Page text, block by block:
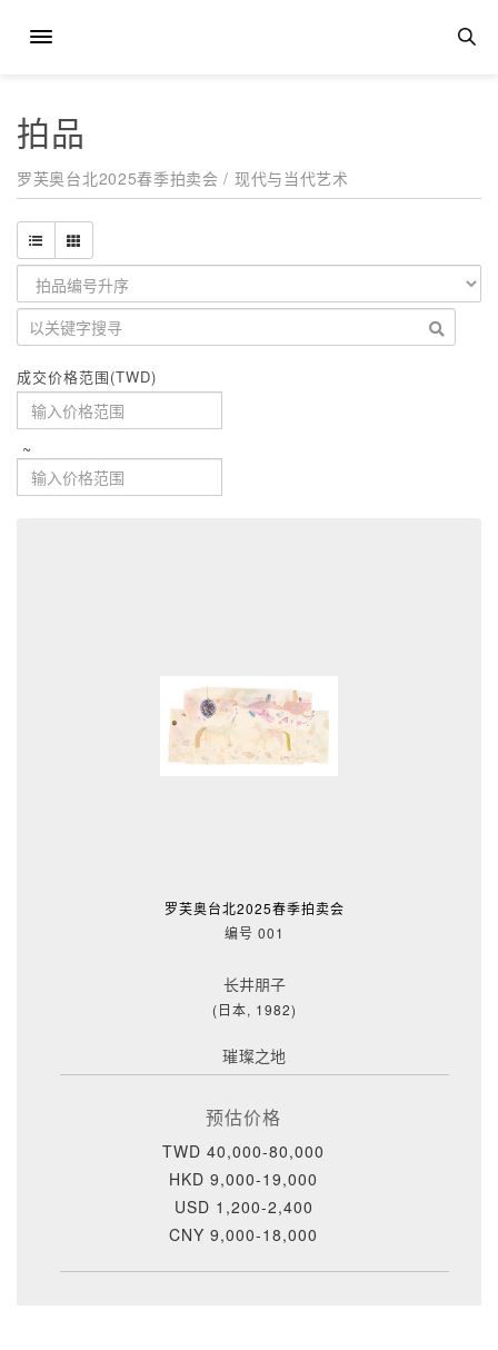
拍品
罗芙奥台北2025春季拍卖会 / 现代与当代艺术
成交价格范围(TWD)
~
罗芙奥台北2025春季拍卖会
编号 001
长井朋子
(日本, 1982)
璀璨之地
预估价格
TWD 40,000-80,000
HKD 9,000-19,000
USD 1,200-2,400
CNY 9,000-18,000